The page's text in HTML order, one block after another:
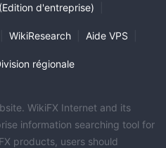
d'entreprise)
WikiResearch Aide VPS
régionale
WikiFX Internet and its
information searching tool for
products, users should